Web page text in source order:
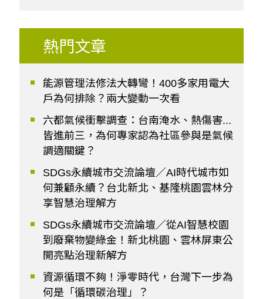
熱門文章
能源管理法修法大轉彎！400多家用電大
戶為何排除？兩大變動一次看
六都氣候衝擊調查：台南淹水、熱傷害...
皆進前三，為何專家認為社區參與是氣候
調適關鍵？
SDGs永續城市交流論壇／AI時代城市如
何兼顧永續？台北新北、基隆桃園雲林分
享智慧治理解方
SDGs永續城市交流論壇／從AI智慧校園
到廢棄物變綠金！新北桃園、雲林屏東公
開亮點治理新解方
資源循環不夠！淨零時代，台灣下一步為
何是「循環碳治理」？